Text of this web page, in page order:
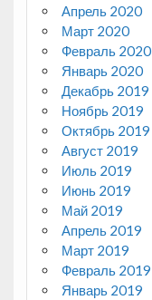
Апрель 2020
Март 2020
Февраль 2020
Январь 2020
Декабрь 2019
Ноябрь 2019
Октябрь 2019
Август 2019
Июль 2019
Июнь 2019
Май 2019
Апрель 2019
Март 2019
Февраль 2019
Январь 2019